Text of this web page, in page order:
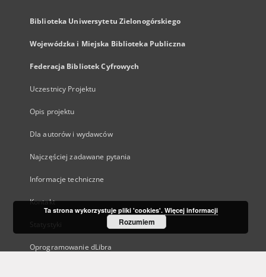
Biblioteka Uniwersytetu Zielonogórskiego
Wojewódzka i Miejska Biblioteka Publiczna
Federacja Bibliotek Cyfrowych
Uczestnicy Projektu
Opis projektu
Dla autorów i wydawców
Najczęściej zadawane pytania
Informacje techniczne
Kontakt
Statystyki
Oprogramowanie dLibra
Ta strona wykorzystuje pliki 'cookies'. Więcej informacji
Rozumiem